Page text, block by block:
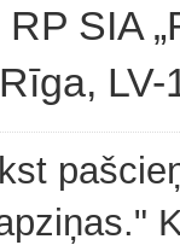
SIA
LV-